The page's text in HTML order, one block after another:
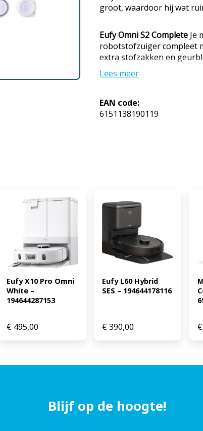
groot, waardoor hij wat
Eufy Omni S2 CompleteJe
robotstofzuiger compleet
extra stofzakken en
en dweilt je vloeren
functies. In het
Na lang gebruik slijten
onderhoudspakket blijft
robotstofzuigers en
Lees meer
EAN code:
6151138190119
Eufy X10 Pro Omni
White –
194644287153
€ 495,00
Eufy L60 Hybrid
SES – 194644178116
€390,00 €
Blijf op de hoogte!